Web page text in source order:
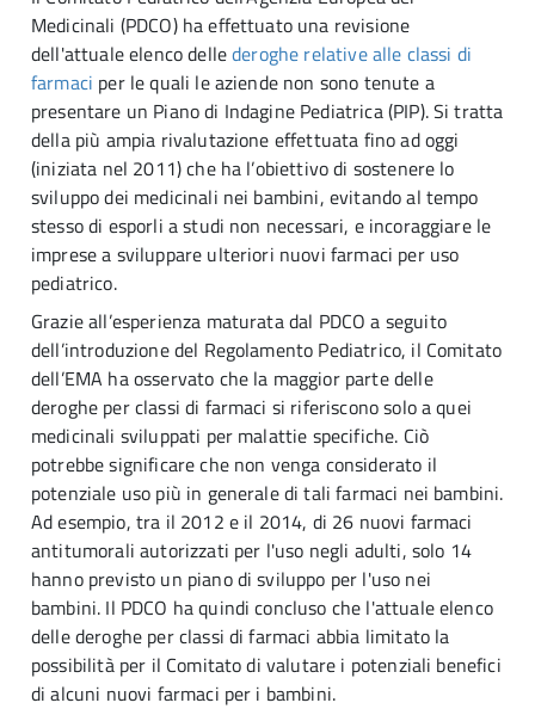
Medicinali (PDCO) ha effettuato una revisione
dell'attuale elenco dellederoghe relative alle classi di
farmaci per le quali le aziende non sono tenute a
presentare un Piano di Indagine Pediatrica (PIP). Si tratta
della più ampia rivalutazione effettuata fino ad oggi
(iniziata nel 2011) che ha l’obiettivo di sostenere lo
sviluppo dei medicinali nei bambini, evitando al tempo
stesso di esporli a studi non necessari, e incoraggiare le
imprese a sviluppare ulteriori nuovi farmaci per uso
pediatrico.
Grazie all’esperienza maturata dal PDCO a seguito
dell’introduzione del Regolamento Pediatrico, il Comitato
dell’EMA ha osservato che la maggior parte delle
deroghe per classi di farmaci si riferiscono solo a quei
medicinali sviluppati per malattie specifiche. Ciò
potrebbe significare che non venga considerato il
potenziale uso più in generale di tali farmaci nei bambini.
Ad esempio, tra il 2012 e il 2014, di 26 nuovi farmaci
antitumorali autorizzati per l'uso negli adulti, solo 14
hanno previsto un piano di sviluppo per l'uso nei
bambini. Il PDCO ha quindi concluso che l'attuale elenco
delle deroghe per classi di farmaci abbia limitato la
possibilità per il Comitato di valutare i potenziali benefici
di alcuni nuovi farmaci per i bambini.